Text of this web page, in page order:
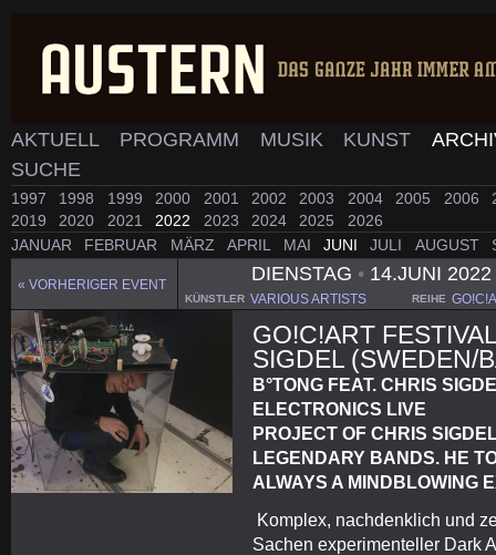
AKTUELL PROGRAMM MUSIK KUNST
SUCHE
1997 1998 1999 2000 2001 2002 2003 2004 2005 2006
2019
2020 2021 2022 2023 2024 2025
2026
JANUAR
FEBRUAR MÄRZ APRIL MAI JUNI JULI AUGUST
« VORHERIGER EVENT
DIENSTAG •14.JUNI 2022
KÜNSTLER VARIOUS ARTISTS REIHE
GO!C!ART
SIGDEL (SWEDEN/
B°TONG FEAT. CHRIS
ELECTRONICS LIVE
PROJECT OF CHRIS
LEGENDARY BANDS. HE
ALWAYS A MINDBLOWING
Komplex, nachdenklich und
Sachen experimenteller Dark